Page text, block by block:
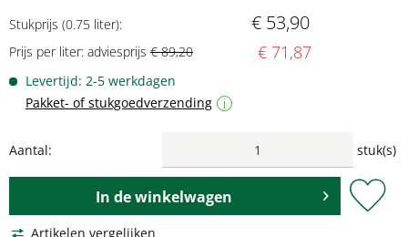
Stukprijs (0.75 liter): € 53,90
Prijs per liter: adviesprijs € 89,20 € 71,87
Levertijd: 2-5 werkdagen
Pakket- of stukgoedverzending
i
Aantal: stuk(s)
In dewinkelwagen
Artikelen vergelijken